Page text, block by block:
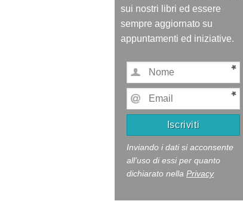
sui nostri libri ed essere
sempre aggiornato su
appuntamenti ed iniziative.
Inviando i dati si acconsente
all'uso di essi per quanto
dichiarato nella Privacy